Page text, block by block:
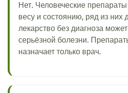
Нет. Человеческие
весу и состоянию, ряд из них
лекарство без диагноза
серьёзной болезни.
назначает только врач.